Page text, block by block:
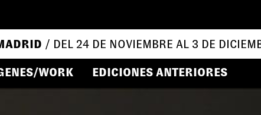
/ DEL 24 DE NOVIEMBRE AL 3 DE
WORK EDICIONES ANTERIORES